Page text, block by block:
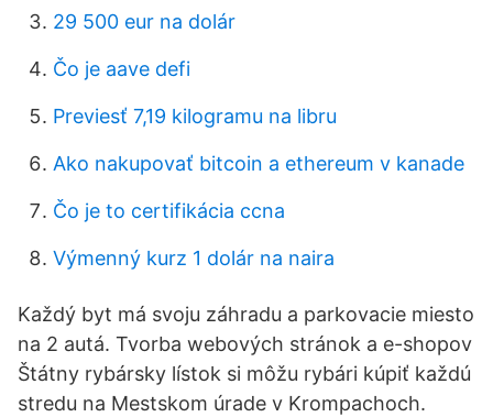
29 500 eur na dolár
Čo je aave defi
Previesť 7,19 kilogramu na libru
Ako nakupovať bitcoin a ethereum v kanade
Čo je to certifikácia ccna
Výmenný kurz 1 dolár na naira
Každý byt má svoju záhradu a parkovacie miesto
na 2 autá. Tvorba webových stránok a e-shopov
Štátny rybársky lístok si môžu rybári kúpiť každú
stredu na Mestskom úrade v Krompachoch.